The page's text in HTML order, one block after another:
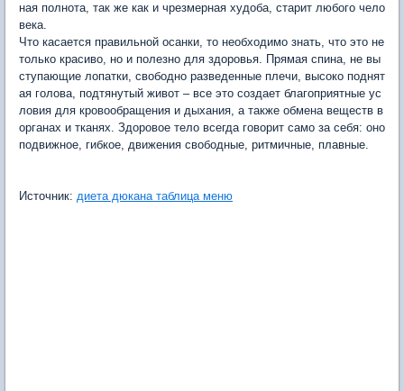
ная полнота, так же как и чрезмерная худоба, старит любого чело
века.
Что касается правильной осанки, то необходимо знать, что это не
только красиво, но и полезно для здоровья. Прямая спина, не вы
ступающие лопатки, свободно разведенные плечи, высоко поднят
ая голова, подтянутый живот – все это создает благоприятные ус
ловия для кровообращения и дыхания, а также обмена веществ в
органах и тканях. Здоровое тело всегда говорит само за себя: оно
подвижное, гибкое, движения свободные, ритмичные, плавные.
Источник: диета дюкана таблица меню